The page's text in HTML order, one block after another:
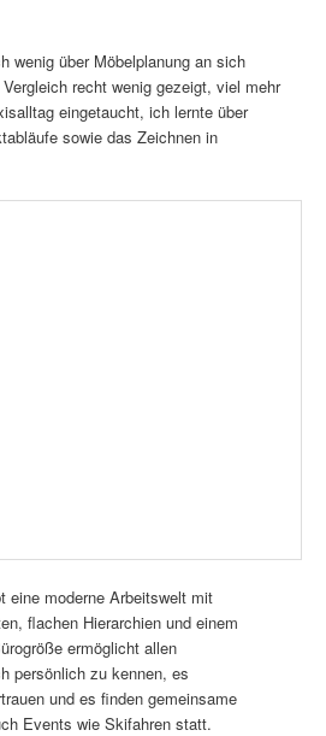
wenig über Möbelplanung an sich
recht wenig gezeigt, viel mehr
eingetaucht, ich lernte über
sowie das Zeichnen in
eine moderne Arbeitswelt mit
flachen Hierarchien und einem
ermöglicht allen
persönlich zu kennen, es
und es finden gemeinsame
Events wie Skifahren statt.